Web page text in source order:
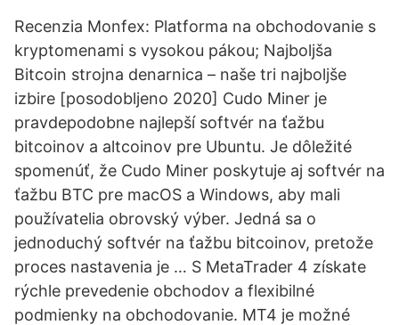
Recenzia Monfex: Platforma na obchodovanie s
kryptomenami s vysokou pákou; Najboljša
Bitcoin strojna denarnica – naše tri najboljše
izbire [posodobljeno 2020] Cudo Miner je
pravdepodobne najlepší softvér na ťažbu
bitcoinov a altcoinov pre Ubuntu. Je dôležité
spomenúť, že Cudo Miner poskytuje aj softvér na
ťažbu BTC pre macOS a Windows, aby mali
používatelia obrovský výber. Jedná sa o
jednoduchý softvér na ťažbu bitcoinov, pretože
proces nastavenia je … S MetaTrader 4 získate
rýchle prevedenie obchodov a flexibilné
podmienky na obchodovanie. MT4 je možné